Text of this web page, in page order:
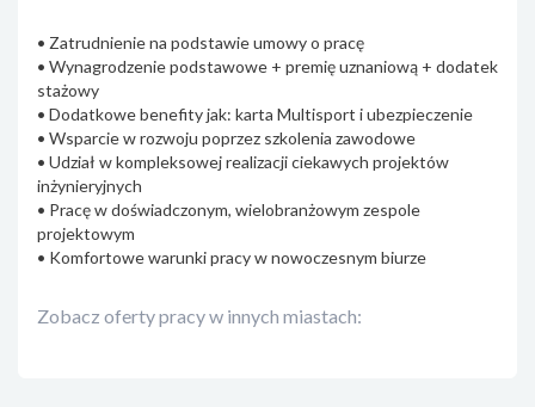
• Zatrudnienie na podstawie umowy o pracę
• Wynagrodzenie podstawowe + premię uznaniową + dodatek
stażowy
• Dodatkowe benefity jak: karta Multisport i ubezpieczenie
• Wsparcie w rozwoju poprzez szkolenia zawodowe
• Udział w kompleksowej realizacji ciekawych projektów
inżynieryjnych
• Pracę w doświadczonym, wielobranżowym zespole
projektowym
• Komfortowe warunki pracy w nowoczesnym biurze
Zobacz oferty pracy w innych miastach: